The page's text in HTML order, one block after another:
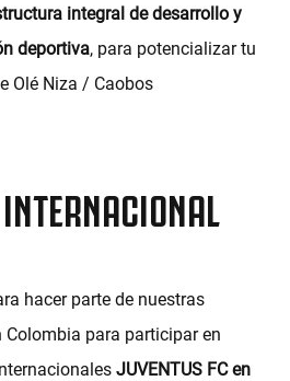
integral de desarrollo y
deportiva, para potencializar tu
Olé Niza / Caobos
hacer parte de nuestras
Colombia para participar en
JUVENTUS FC en